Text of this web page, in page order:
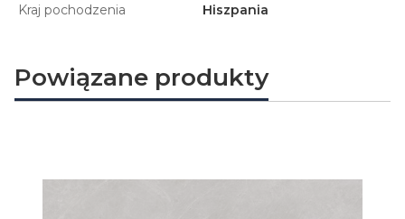
Kraj pochodzenia Hiszpania
Powiązane produkty